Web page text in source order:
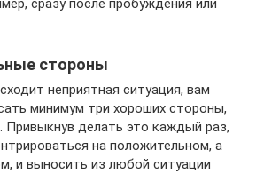
сразу после пробуждения или
стороны
неприятная ситуация, вам
минимум три хороших стороны,
Привыкнув делать это каждый раз,
на положительном, а
и выносить из любой ситуации